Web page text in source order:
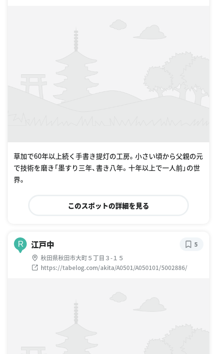
草加で60年以上続く手書き提灯の工房。小さい頃から父親の元
で技術を磨き「墨すり三年、書き八年。十年以上で一人前」の世
界。
このスポットの詳細を見る
R 江戸中
秋田県秋田市大町５丁目３-１５
https://tabelog.com/akita/A0501/A050101/5002886/
5